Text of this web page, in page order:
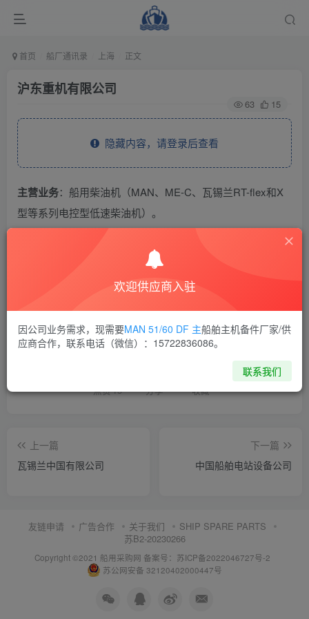
首页 船厂通讯录 上海 正文
沪东重机有限公司
63 15
隐藏内容，请登录后查看
主营业务：船用柴油机（MAN、ME-C、瓦锡兰RT-flex和X
型等系列电控型低速柴油机）。
THE END
上海
喜欢就支持一下吧
点赞15 分享 收藏
上一篇
瓦锡兰中国有限公司
下一篇
中国船舶电站设备公司
友链申请 广告合作 关于我们
SHIP SPARE PARTS
苏B2-20230266
Copyright ©2021 船用采购网 备案号：苏ICP备2022046727号-2
苏公网安备 32120402000447号
欢迎供应商入驻
因公司业务需求，现需要MAN 51/60 DF 主船舶主机备件厂家/供
应商合作，联系电话（微信）：15722836086。
联系我们